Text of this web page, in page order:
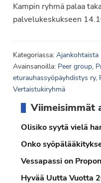
Kampin ryhmä palaa
palvelukeskukseen
Kategoriassa: Ajankohtaista
Avainsanoilla: Peer group,
eturauhassyöpäyhdistys ry,
Vertaistukiryhmä
sivupalkki
Viimeisimmät
Olisiko syytä vielä
Onko
Vessapassi on
Hyvää Uutta Vuotta